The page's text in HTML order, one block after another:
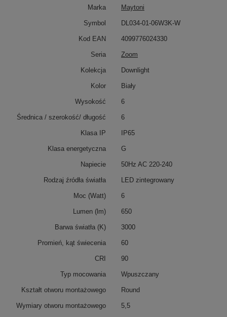
Marka Maytoni
Symbol DL034-01-06W3K-W
Kod EAN 4099776024330
Seria Zoom
Kolekcja Downlight
Kolor Biały
Wysokość 6
Średnica / szerokość/ długość 6
Klasa IP IP65
Klasa energetyczna G
Napiecie 50Hz AC 220-240
Rodzaj źródła światła LED zintegrowany
Moc (Watt) 6
Lumen (lm) 650
Barwa światła (K) 3000
Promień, kąt świecenia 60
CRI 90
Typ mocowania Wpuszczany
Kształt otworu montażowego Round
Wymiary otworu montażowego 5,5